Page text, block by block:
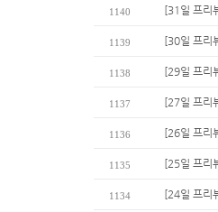
1140 [31일 프리
1139 [30일 프리
1138 [29일 프리
1137 [27일 프리
1136 [26일 프리
1135 [25일 프리
1134 [24일 프리